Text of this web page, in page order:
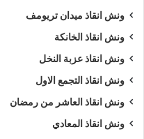
ونش انقاذ ميدان تريومف
ونش انقاذ الخانكة
ونش انقاذ عزبة النخل
ونش انقاذ التجمع الاول
ونش انقاذ العاشر من رمضان
ونش انقاذ المعادي